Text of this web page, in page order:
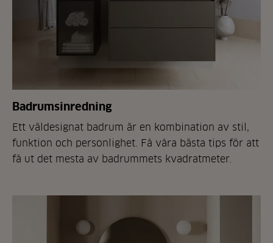
Badrumsinredning
Ett väldesignat badrum är en kombination av stil,
funktion och personlighet. Få våra bästa tips för att
få ut det mesta av badrummets kvadratmeter.